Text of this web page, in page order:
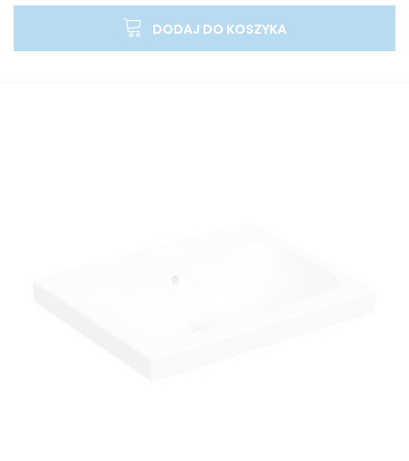
DODAJ DO KOSZYKA